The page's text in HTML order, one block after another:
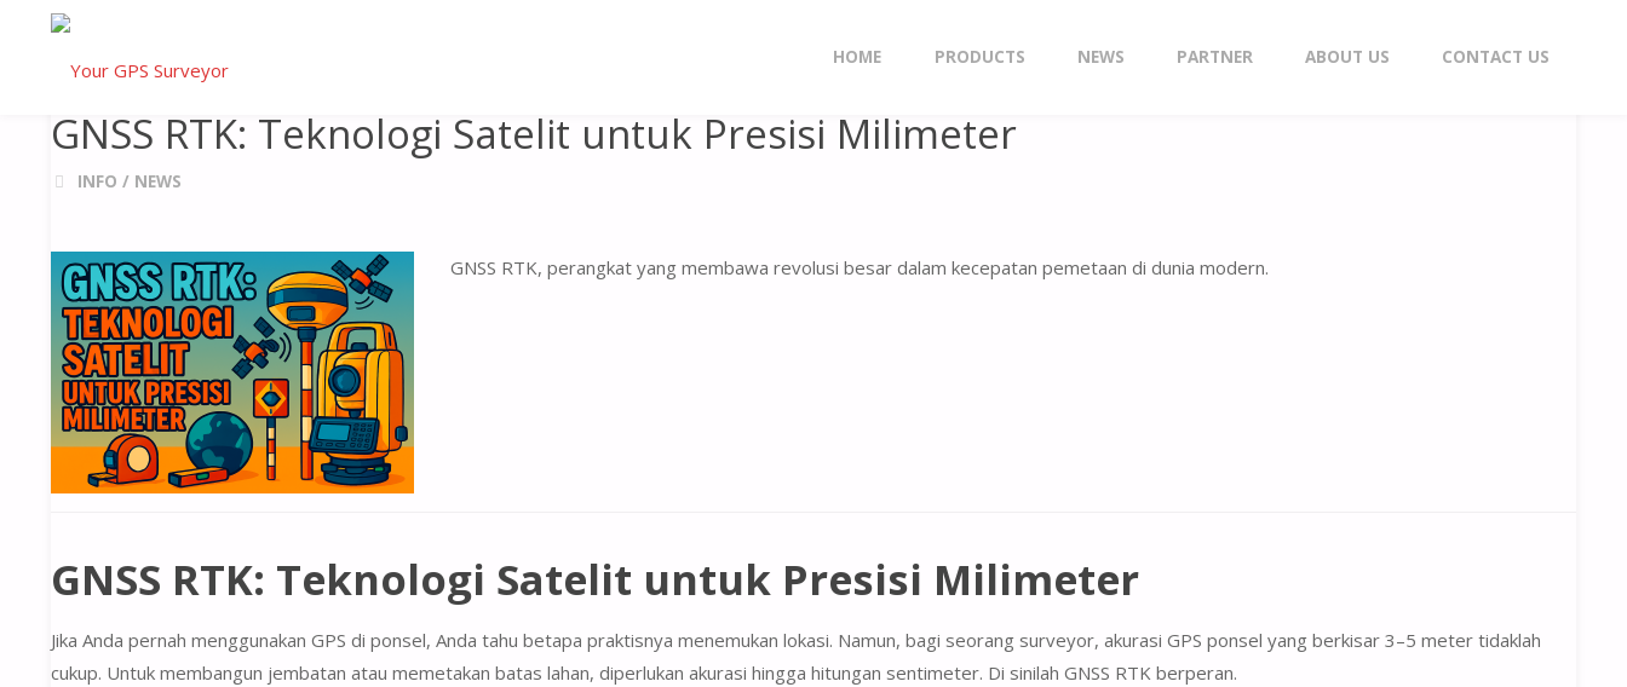
HOME PRODUCTS NEWS PARTNER ABOUT US CONTACT US
GNSS RTK: Teknologi Satelit untuk Presisi Milimeter
INFO / NEWS
GNSS RTK, perangkat yang membawa revolusi besar dalam kecepatan pemetaan di dunia modern.
GNSS RTK: Teknologi Satelit untuk Presisi Milimeter
Jika Anda pernah menggunakan GPS di ponsel, Anda tahu betapa praktisnya menemukan lokasi. Namun, bagi seorang surveyor, akurasi GPS ponsel yang berkisar 3–5 meter tidaklah
cukup. Untuk membangun jembatan atau memetakan batas lahan, diperlukan akurasi hingga hitungan sentimeter. Di sinilah GNSS RTK berperan.